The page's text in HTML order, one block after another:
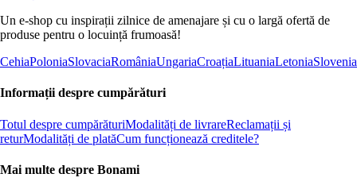
Un e-shop cu inspirații zilnice de amenajare și cu o largă ofertă de
produse pentru o locuință frumoasă!
CehiaPoloniaSlovaciaRomâniaUngariaCroațiaLituaniaLetoniaSlovenia
Informații despre cumpărături
Totul despre cumpărăturiModalități de livrareReclamații și
returModalități de platăCum funcționează creditele?
Mai multe despre Bonami